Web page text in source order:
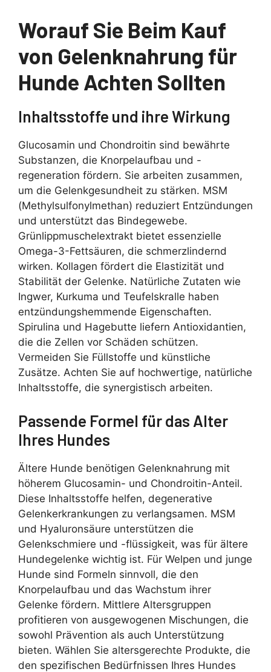
Worauf Sie Beim Kauf
von Gelenknahrung für
Hunde Achten Sollten
Inhaltsstoffe und ihre Wirkung
Glucosamin und Chondroitin sind bewährte
Substanzen, die Knorpelaufbau und -
regeneration fördern. Sie arbeiten zusammen,
um die Gelenkgesundheit zu stärken. MSM
(Methylsulfonylmethan) reduziert Entzündungen
und unterstützt das Bindegewebe.
Grünlippmuschelextrakt bietet essenzielle
Omega-3-Fettsäuren, die schmerzlindernd
wirken. Kollagen fördert die Elastizität und
Stabilität der Gelenke. Natürliche Zutaten wie
Ingwer, Kurkuma und Teufelskralle haben
entzündungshemmende Eigenschaften.
Spirulina und Hagebutte liefern Antioxidantien,
die die Zellen vor Schäden schützen.
Vermeiden Sie Füllstoffe und künstliche
Zusätze. Achten Sie auf hochwertige, natürliche
Inhaltsstoffe, die synergistisch arbeiten.
Passende Formel für das Alter
Ihres Hundes
Ältere Hunde benötigen Gelenknahrung mit
höherem Glucosamin- und Chondroitin-Anteil.
Diese Inhaltsstoffe helfen, degenerative
Gelenkerkrankungen zu verlangsamen. MSM
und Hyaluronsäure unterstützen die
Gelenkschmiere und -flüssigkeit, was für ältere
Hundegelenke wichtig ist. Für Welpen und junge
Hunde sind Formeln sinnvoll, die den
Knorpelaufbau und das Wachstum ihrer
Gelenke fördern. Mittlere Altersgruppen
profitieren von ausgewogenen Mischungen, die
sowohl Prävention als auch Unterstützung
bieten. Wählen Sie altersgerechte Produkte, die
den spezifischen Bedürfnissen Ihres Hundes